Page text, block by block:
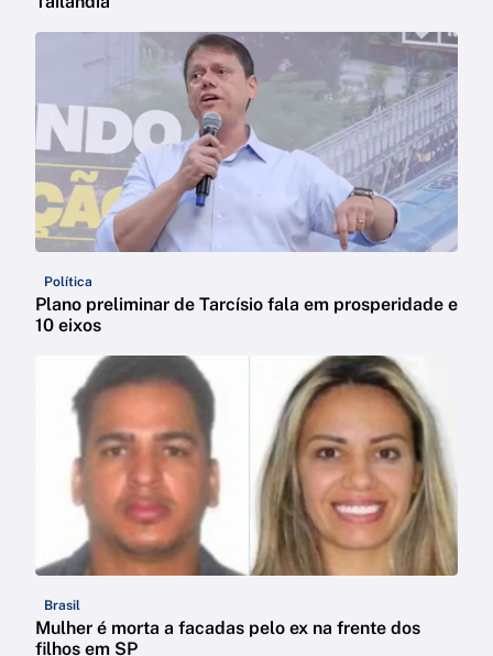
Política
Plano preliminar de Tarcísio fala em prosperidade e
10 eixos
Brasil
Mulher é morta a facadas pelo ex na frente dos
filhos em SP